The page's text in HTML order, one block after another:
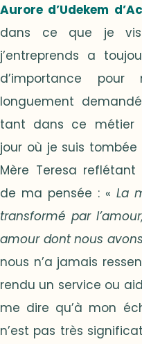
Aurore d’Udekem
dans ce que je
j’entreprends a
d’importance
longuement
tant dans ce métier
jour où je suis
Mère Teresa
de ma pensée : « La
transformé par
amour dont nous
nous n’a jamais
rendu un service ou
me dire qu’à mon
n’est pas très